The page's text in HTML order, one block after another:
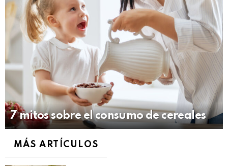
7 mitos sobre el consumo de cereales
MÁS ARTÍCULOS